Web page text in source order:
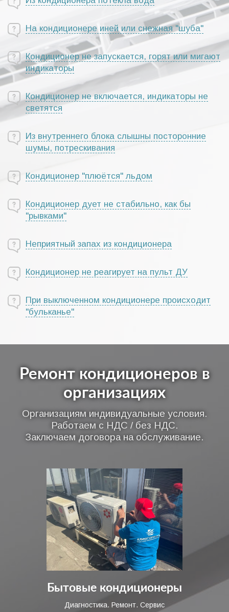
На кондиционере иней или снежная "шуба"
Кондиционер не запускается, горят или мигают
индикаторы
Кондиционер не включается, индикаторы не
светятся
Из внутреннего блока слышны посторонние
шумы, потрескивания
Кондиционер "плюётся" льдом
Кондиционер дует не стабильно, как бы
"рывками"
Неприятный запах из кондиционера
Кондиционер не реагирует на пульт ДУ
При выключенном кондиционере происходит
"бульканье"
Ремонт кондиционеров в
организациях
Организациям индивидуальные условия.
Работаем с НДС / без НДС.
Заключаем договора на обслуживание.
Бытовые кондиционеры
Диагностика. Ремонт. Сервис